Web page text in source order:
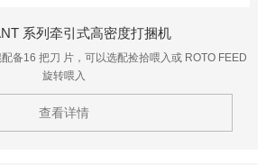
系列牵引式高密度打捆机
备16 把刀 片，可以选配捡拾喂入或 ROTO FEED
旋转喂入
查看详情